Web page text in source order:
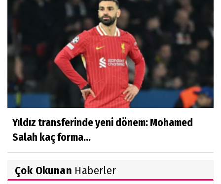
Yıldız transferinde yeni dönem: Mohamed
Salah kaç forma...
Çok Okunan Haberler